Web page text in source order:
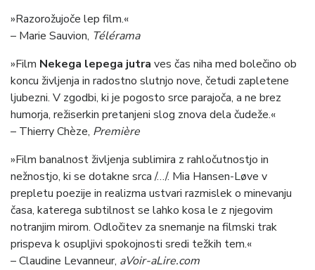
»Razorožujoče lep film.«
– Marie Sauvion, Télérama
»Film Nekega lepega jutra ves čas niha med bolečino ob
koncu življenja in radostno slutnjo nove, četudi zapletene
ljubezni. V zgodbi, ki je pogosto srce parajoča, a ne brez
humorja, režiserkin pretanjeni slog znova dela čudeže.«
– Thierry Chèze, Première
»Film banalnost življenja sublimira z rahločutnostjo in
nežnostjo, ki se dotakne srca /…/. Mia Hansen-Løve v
prepletu poezije in realizma ustvari razmislek o minevanju
časa, katerega subtilnost se lahko kosa le z njegovim
notranjim mirom. Odločitev za snemanje na filmski trak
prispeva k osupljivi spokojnosti sredi težkih tem.«
– Claudine Levanneur, aVoir-aLire.com